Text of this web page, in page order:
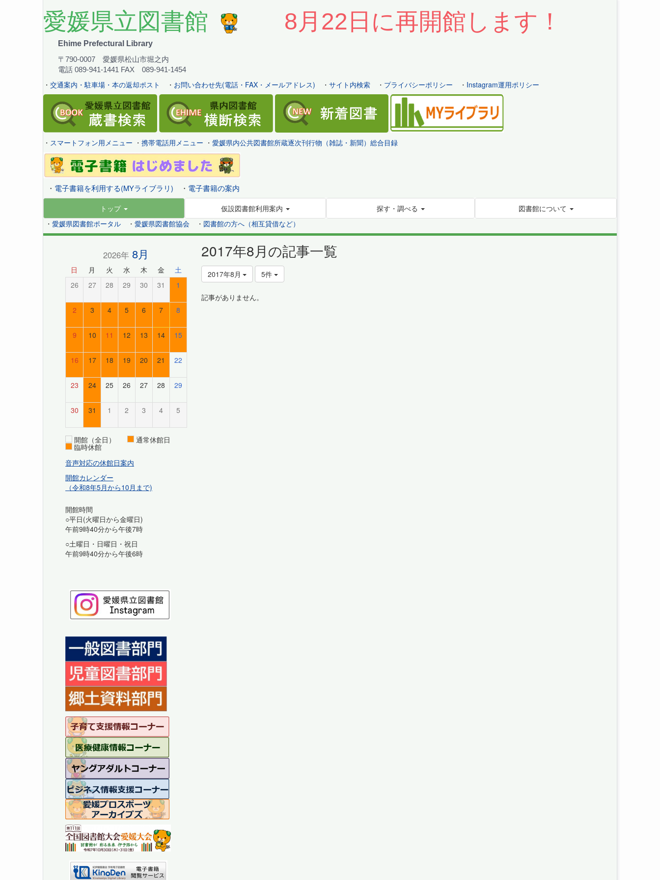
愛媛県立図書館 8月22日に再開館します！
Ehime Prefectural Library
〒790-0007 愛媛県松山市堀之内
電話 089-941-1441 FAX 089-941-1454
・ 交通案内・駐車場・本の返却ポスト ・ お問い合わせ先(電話・FAX・メールアドレス) ・ サイト内検索 ・ プライバシーポリシー ・ Instagram運用ポリシー
・ スマートフォン用メニュー ・ 携帯電話用メニュー ・ 愛媛県内公共図書館所蔵逐次刊行物（雑誌・新聞）総合目録
・ 電子書籍を利用する(MYライブラリ) ・ 電子書籍の案内
トップ 仮設図書館利用案内 探す・調べる
図書館について
・ 愛媛県図書館ポータル ・ 愛媛県図書館協会 ・ 図書館の方へ（相互貸借など）
2017年8月の記事一覧
2017年8月 5件
記事がありません。
2026年 8月
日 月 火 水 木 金 土
26 27 28 29 30 31 1
2 3 4 5 6 7 8
9 10 11 12 13 14 15
16 17 18 19 20 21 22
23 24 25 26 27 28 29
30 31 1 2 3 4 5
開館（全日） 通常休館日
臨時休館
音声対応の休館日案内
開館カレンダー
（令和8年5月から10月まで)
開館時間
○平日(火曜日から金曜日)
午前9時40分から午後7時
○土曜日・日曜日・祝日
午前9時40分から午後6時